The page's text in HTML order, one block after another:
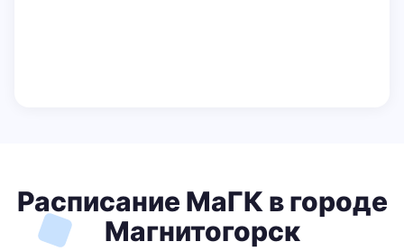
Расписание МаГК в городе
Магнитогорск